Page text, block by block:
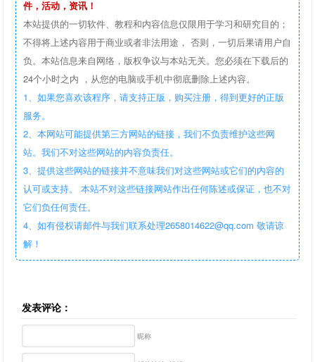
件，活动，资讯！
本站提供的一切软件、教程和内容信息仅限用于学习和研究目的；
不得将上述内容用于商业或者非法用途， 否则，一切后果请用户自
负。本站信息来自网络，版权争议与本站无关。您必须在下载后的
24个小时之内 ，从您的电脑或手机中彻底删除上述内容。
1、如果您喜欢该程序，请支持正版，购买注册，得到更好的正版
服务。
2、本网站可能提供第三方网站的链接，我们不负责维护这些网
站。我们不对这些网站的内容负责任。
3、提供这些网站的链接并不意味我们对这些网站或它们的内容的
认可或支持。 本站不对这些链接网站作出任何陈述或保证，也不对
它们负任何责任。
4、如有侵权请邮件与我们联系处理2658014622@qq.com 敬请谅
解！
发表评论：
昵称